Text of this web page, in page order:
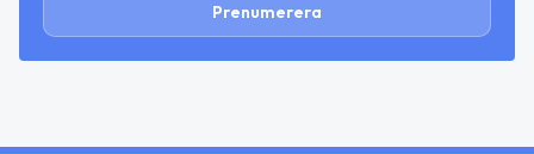
Prenumerera